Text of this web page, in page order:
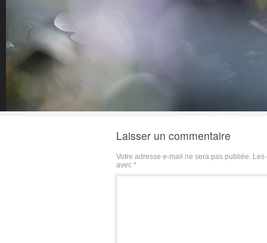
Laisser un commentaire
Votre adresse e-mail ne sera pas publiée. Les
avec *